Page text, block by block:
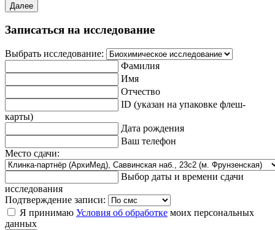
Далее
Записаться на исследование
Выбрать исследование:
Фамилия
Имя
Отчество
ID (указан на упаковке флеш-
карты)
Дата рождения
Ваш телефон
Место сдачи:
Выбор даты и времени сдачи
исследования
Подтверждение записи:
Я принимаю Условия об обработке моих персональных
данных